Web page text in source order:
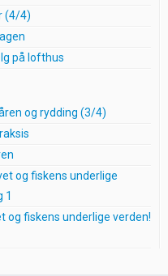
(4/4)
på lofthus
og rydding (3/4)
og fiskens underlige
1
og fiskens underlige verden!